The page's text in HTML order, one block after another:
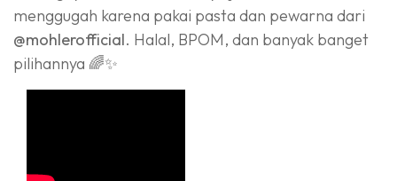
menggugah karena pakai pasta dan pewarna dari
@mohlerofficial. Halal, BPOM, dan banyak banget
pilihannya 🌈✨